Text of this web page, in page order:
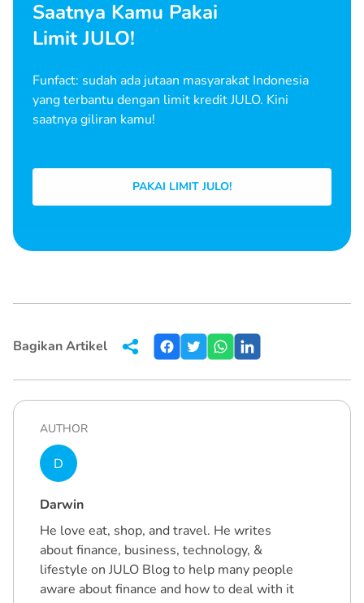
Saatnya Kamu Pakai
Limit JULO!
Funfact: sudah ada jutaan masyarakat Indonesia
yang terbantu dengan limit kredit JULO. Kini
saatnya giliran kamu!
PAKAI LIMIT JULO!
Bagikan Artikel
AUTHOR
D
Darwin
He love eat, shop, and travel. He writes
about finance, business, technology, &
lifestyle on JULO Blog to help many people
aware about finance and how to deal with it